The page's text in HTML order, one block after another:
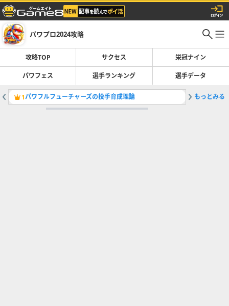
パワプロ2024攻略
攻略TOP サクセス 栄冠ナイン
パワフェス 選手ランキング 選手データ
1パワフルフューチャーズの投手育成理論 2パワフ
もっとみる